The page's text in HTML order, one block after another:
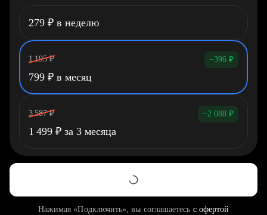
279 ₽ в неделю
1 195 ₽ −396 ₽
799 ₽ в месяц
3 587 ₽ −2 088 ₽
1 499 ₽ за 3 месяца
Нажимая «Подключить», вы соглашаетесь с офертой